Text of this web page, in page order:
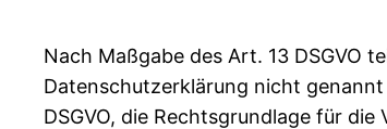
Nach Maßgabe des Art. 13 DSGVO
Datenschutzerklärung nicht
DSGVO, die Rechtsgrundlage für